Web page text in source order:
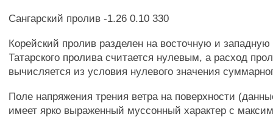
Сангарский пролив -1.26 0.10 330
Корейский пролив разделен на восточную и западную
Татарского пролива считается нулевым, а расход
вычисляется из условия нулевого значения
Поле напряжения трения ветра на поверхности
имеет ярко выраженный муссонный характер с